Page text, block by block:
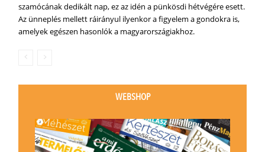
szamócának dedikált nap, ez az idén a pünkösdi hétvégére esett.
Az ünneplés mellett ráirányul ilyenkor a figyelem a gondokra is,
amelyek egészen hasonlók a magyarországiakhoz.
WEBSHOP